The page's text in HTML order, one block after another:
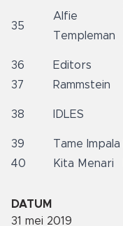
35
Alfie
Templeman
36 Editors
37
Rammstein
38 IDLES
39 Tame Impala
40
Kita Menari
DATUM
31 mei 2019